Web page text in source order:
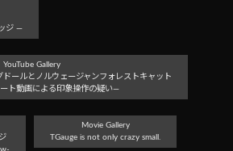
ジ ―
YouTube Gallery
ールとノルウェージャンフォレストキャット
ト動画による印象操作の疑い―
Movie Gallery
TGauge is not only crazy small.